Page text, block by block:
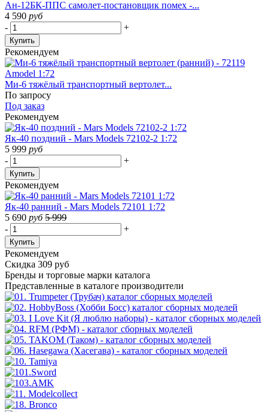
Ан-12БК-ППС самолет-постановщик помех -...
4 590 руб
-
+
Купить
Рекомендуем
Ми-6 тяжёлый транспортный вертолет...
По запросу
Под заказ
Рекомендуем
Як-40 поздний - Mars Models 72102-2 1:72
5 999 руб
-
+
Купить
Рекомендуем
Як-40 ранний - Mars Models 72101 1:72
5 690 руб 5 999
-
+
Купить
Рекомендуем
Скидка 309 руб
Бренды и торговые марки каталога
Представленные в каталоге производители